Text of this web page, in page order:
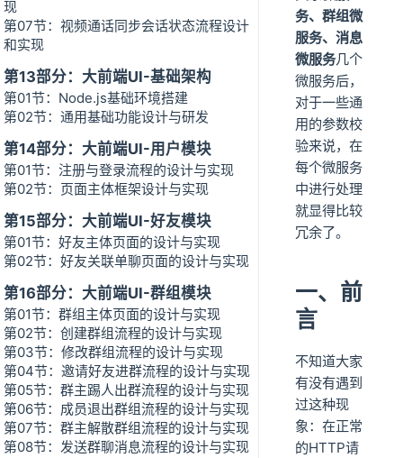
现
第07节：视频通话同步会话状态流程设计
和实现
第13部分：大前端UI-基础架构
第01节：Node.js基础环境搭建
第02节：通用基础功能设计与研发
第14部分：大前端UI-用户模块
第01节：注册与登录流程的设计与实现
第02节：页面主体框架设计与实现
第15部分：大前端UI-好友模块
第01节：好友主体页面的设计与实现
第02节：好友关联单聊页面的设计与实现
第16部分：大前端UI-群组模块
第01节：群组主体页面的设计与实现
第02节：创建群组流程的设计与实现
第03节：修改群组流程的设计与实现
第04节：邀请好友进群流程的设计与实现
第05节：群主踢人出群流程的设计与实现
第06节：成员退出群组流程的设计与实现
第07节：群主解散群组流程的设计与实现
第08节：发送群聊消息流程的设计与实现
务、群组微
服务、消息
微服务几个
微服务后，
对于一些通
用的参数校
验来说，在
每个微服务
中进行处理
就显得比较
冗余了。
一、前
言
不知道大家
有没有遇到
过这种现
象：在正常
的HTTP请